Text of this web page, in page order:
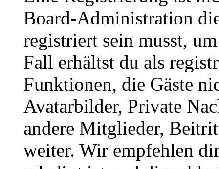
Board-Administration
registriert sein musst,
Fall erhältst du als
Funktionen, die Gäste
Avatarbilder, Private
andere Mitglieder,
weiter. Wir empfehlen